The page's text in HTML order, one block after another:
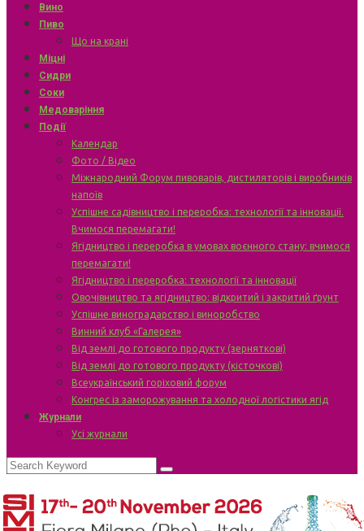
Вино
Пиво
Що на крані
Міцні
Сидри
Соки
Медоваріння
Події
Календар
Фото / Відео
Міжнародний Форум пивоварів, дистиляторів і виробників
напоїв
Успішне садівництво і переробка: технології та інновації.
Вчимося перемагати!
Ягідництво і переробка в умовах воєнного стану: вчимося
перемагати!
Ягідництво і переробка: технології та інновації
Овочівництво та ягідництво: відкритий і закритий ґрунт
Успішне виноградарство і виноробство
Винний клуб «Галерея»
Від землі до готового продукту (зерняткові)
Від землі до готового продукту (кісточкові)
Всеукраїнський горіховий форум
Конгрес із заморожування та холодної логістики ягід
Журнали
Усі журнали